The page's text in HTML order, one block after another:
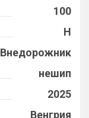
100
H
Внедорожник
нешип
2025
Венгрия